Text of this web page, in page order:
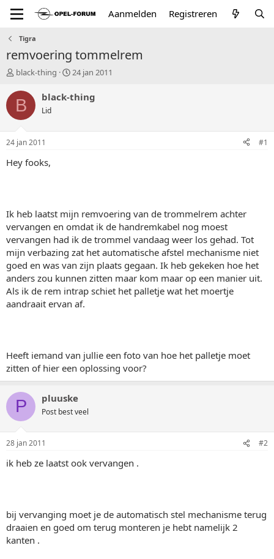
Aanmelden Registreren
Tigra
remvoering tommelrem
T
p
t
a
r
t
black-thing
S
a
24 jan 2011
B black-thing
Lid
24 jan 2011 #1
Hey fooks,
Ik heb laatst mijn remvoering van de trommelrem achter
vervangen en omdat ik de handremkabel nog moest
vervangen had ik de trommel vandaag weer los gehad. Tot
mijn verbazing zat het automatische afstel mechanisme niet
goed en was van zijn plaats gegaan. Ik heb gekeken hoe het
anders zou kunnen zitten maar kom maar op een manier uit.
Als ik de rem intrap schiet het palletje wat het moertje
aandraait ervan af.
Heeft iemand van jullie een foto van hoe het palletje moet
zitten of hier een oplossing voor?
P pluuske
Post best veel
28 jan 2011 #2
ik heb ze laatst ook vervangen .
bij vervanging moet je de automatisch stel mechanisme terug
draaien en goed om terug monteren je hebt namelijk 2
kanten .